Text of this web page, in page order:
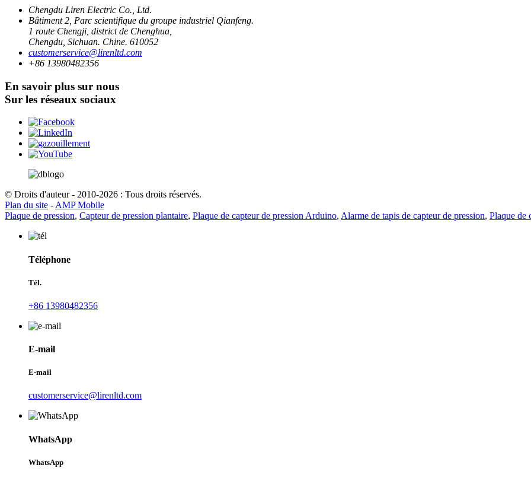
Chengdu Liren Electric Co., Ltd.
Bâtiment 2, Parc scientifique du groupe industriel Qianfeng.
1 route Chengji, district de Chenghua,
Chengdu, Sichuan. Chine. 610052
customerservice@lirenltd.com
+86 13980482356
En savoir plus sur nous
Sur les réseaux sociaux
© Droits d'auteur - 2010-2026 : Tous droits réservés.
Plan du site - AMP Mobile
Plaque de pression, Capteur de pression plantaire, Plaque de capteur de pression Arduino, Alarme de tapis de capteur de pression, Plaque de
Téléphone
Tél.
+86 13980482356
E-mail
E-mail
customerservice@lirenltd.com
WhatsApp
WhatsApp